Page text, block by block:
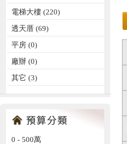
電梯大樓 (220)
透天厝 (69)
平房 (0)
廠辦 (0)
其它 (3)
0 - 500萬